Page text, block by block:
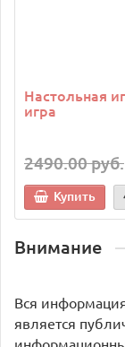
Настольная
игра
2490.00 руб.
Купить
Внимание
Вся
является